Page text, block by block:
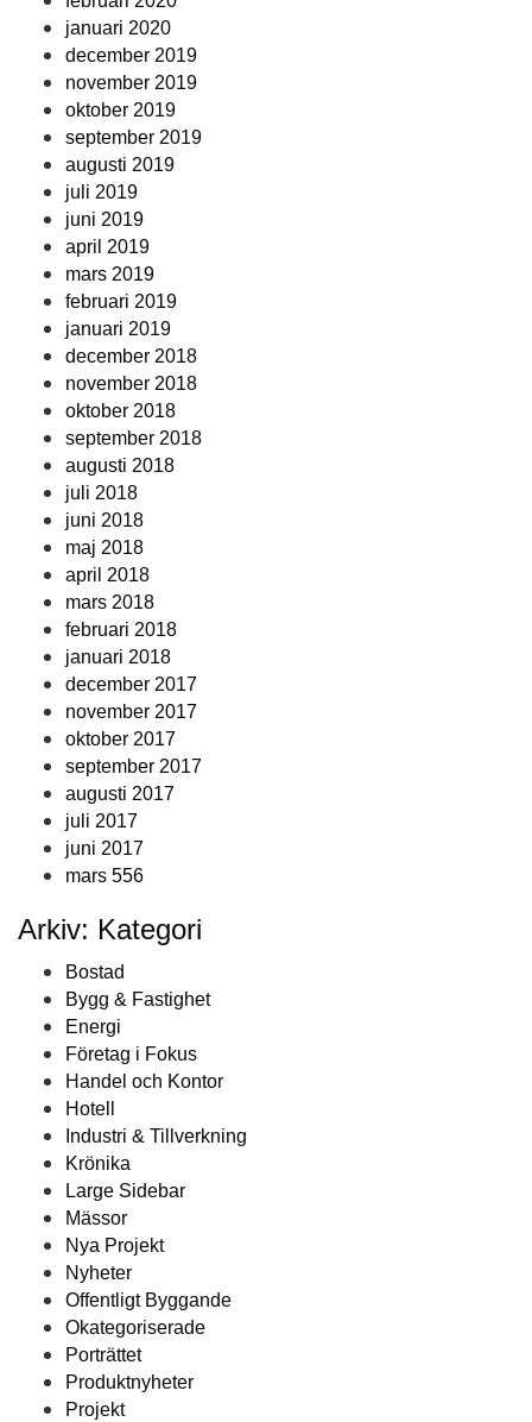
januari 2020
december 2019
november 2019
oktober 2019
september 2019
augusti 2019
juli 2019
juni 2019
april 2019
mars 2019
februari 2019
januari 2019
december 2018
november 2018
oktober 2018
september 2018
augusti 2018
juli 2018
juni 2018
maj 2018
april 2018
mars 2018
februari 2018
januari 2018
december 2017
november 2017
oktober 2017
september 2017
augusti 2017
juli 2017
juni 2017
mars 556
Arkiv: Kategori
Bostad
Bygg & Fastighet
Energi
Företag i Fokus
Handel och Kontor
Hotell
Industri & Tillverkning
Krönika
Large Sidebar
Mässor
Nya Projekt
Nyheter
Offentligt Byggande
Okategoriserade
Porträttet
Produktnyheter
Projekt